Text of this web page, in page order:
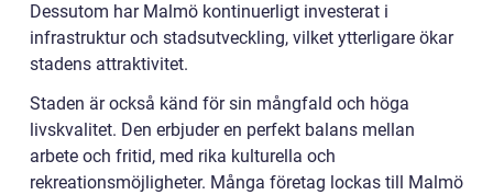
Dessutom har Malmö kontinuerligt investerat i
infrastruktur och stadsutveckling, vilket ytterligare ökar
stadens attraktivitet.
Staden är också känd för sin mångfald och höga
livskvalitet. Den erbjuder en perfekt balans mellan
arbete och fritid, med rika kulturella och
rekreationsmöjligheter. Många företag lockas till Malmö